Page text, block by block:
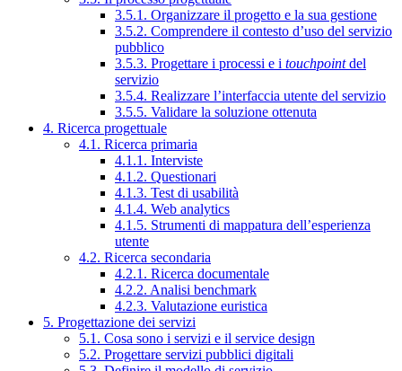
3.5.1. Organizzare il progetto e la sua gestione
3.5.2. Comprendere il contesto d’uso del servizio
pubblico
3.5.3. Progettare i processi e i touchpointdel
servizio
3.5.4. Realizzare l’interfaccia utente del servizio
3.5.5. Validare la soluzione ottenuta
4. Ricerca progettuale
4.1. Ricerca primaria
4.1.1. Interviste
4.1.2. Questionari
4.1.3. Test di usabilità
4.1.4. Web analytics
4.1.5. Strumenti di mappatura dell’esperienza
utente
4.2. Ricerca secondaria
4.2.1. Ricerca documentale
4.2.2. Analisi benchmark
4.2.3. Valutazione euristica
5. Progettazione dei servizi
5.1. Cosa sono i servizi e il service design
5.2. Progettare servizi pubblici digitali